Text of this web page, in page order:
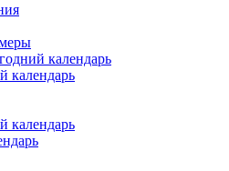
календарь
календарь
календарь